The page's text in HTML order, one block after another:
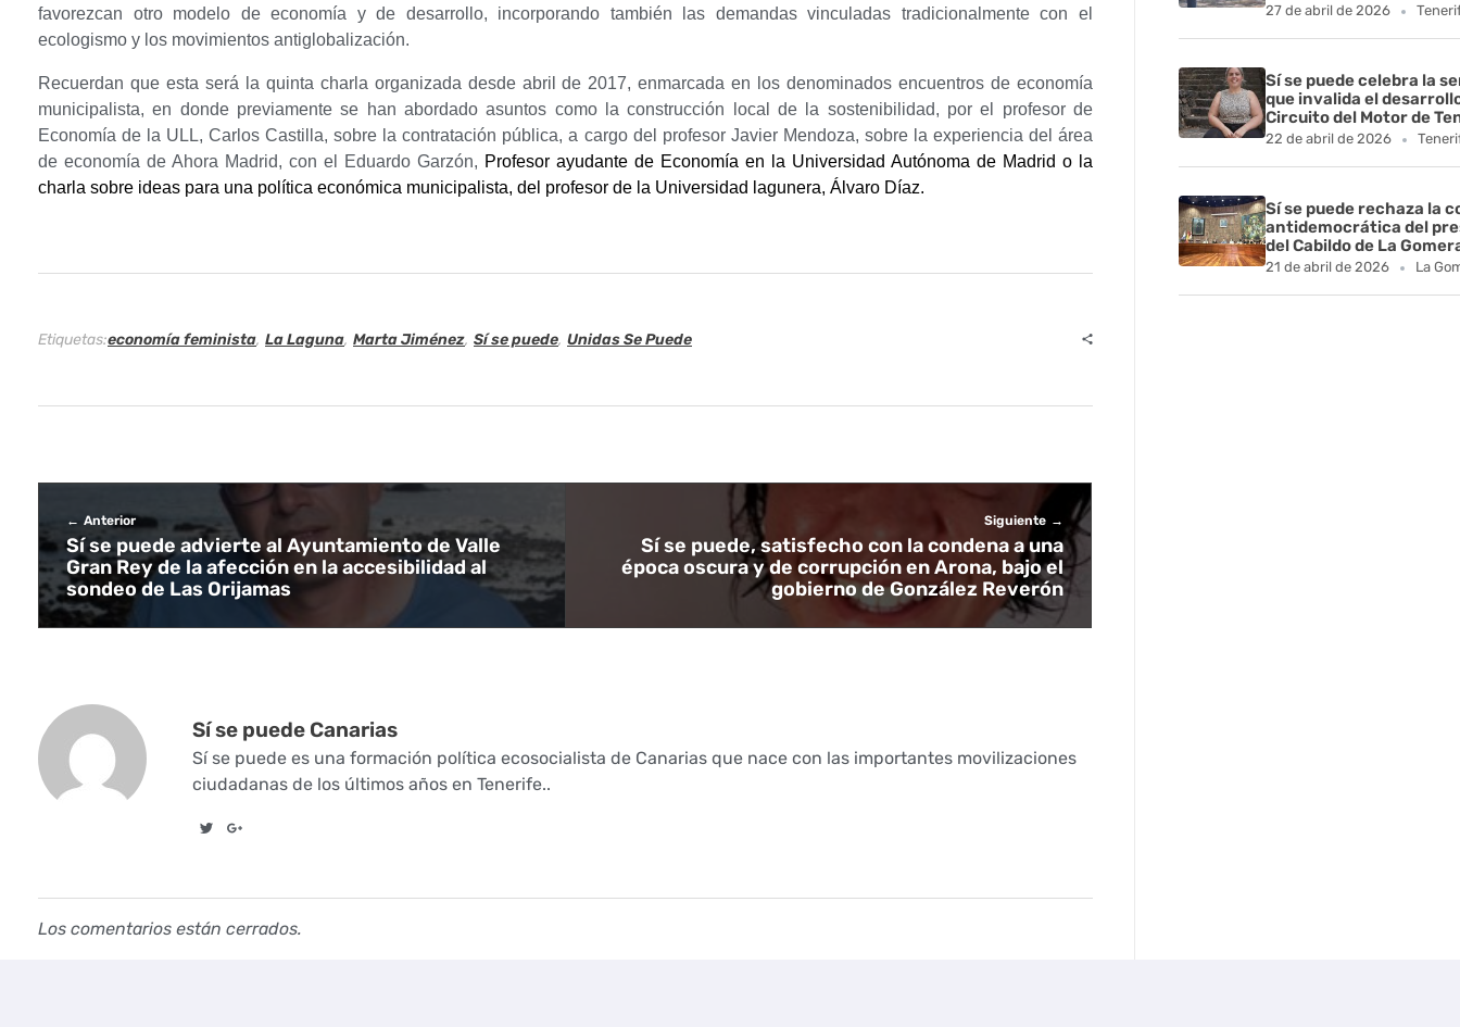
u
e
d
e
C
i
s
i
ó
d
e
E
o
n
favorezcan otro modelo de economía y de desarrollo, incorporando también las demandas vinculadas tradicionalmente con el
ecologismo y los movimientos antiglobalización.
Recuerdan que esta será la quinta charla organizada desde abril de 2017, enmarcada en los denominados encuentros de economía
municipalista, en donde previamente se han abordado asuntos como la construcción local de la sostenibilidad, por el profesor de
Economía de la ULL, Carlos Castilla, sobre la contratación pública, a cargo del profesor Javier Mendoza, sobre la experiencia del área
de economía de Ahora Madrid, con el Eduardo Garzón, Profesor ayudante de Economía en la Universidad Autónoma de Madrid o la
charla sobre ideas para una política económica municipalista, del profesor de la Universidad lagunera, Álvaro Díaz.
Etiquetas:economía feminista, La Laguna, Marta Jiménez, Sí se puede, Unidas Se Puede
Anterior
Sí se puede advierte al Ayuntamiento de Valle
Gran Rey de la afección en la accesibilidad al
sondeo de Las Orijamas
Siguiente
Sí se puede, satisfecho con la condena a una
época oscura y de corrupción en Arona, bajo el
gobierno de González Reverón
Sí se puede Canarias
Sí se puede es una formación política ecosocialista de Canarias que nace con las importantes movilizaciones
ciudadanas de los últimos años en Tenerife..
Los comentarios están cerrados.
27 de abril de 2026
Sí se puede celebra la
que invalida el
Circuito del Motor de
22 de abril de 2026
Sí se puede rechaza la
antidemocrática del
del Cabildo de La
21 de abril de 2026 La